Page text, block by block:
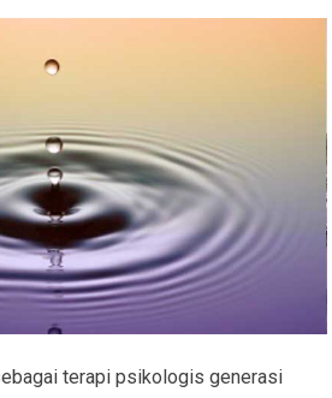
terapi psikologis generasi